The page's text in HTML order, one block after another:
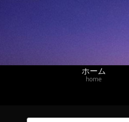
ホーム
home